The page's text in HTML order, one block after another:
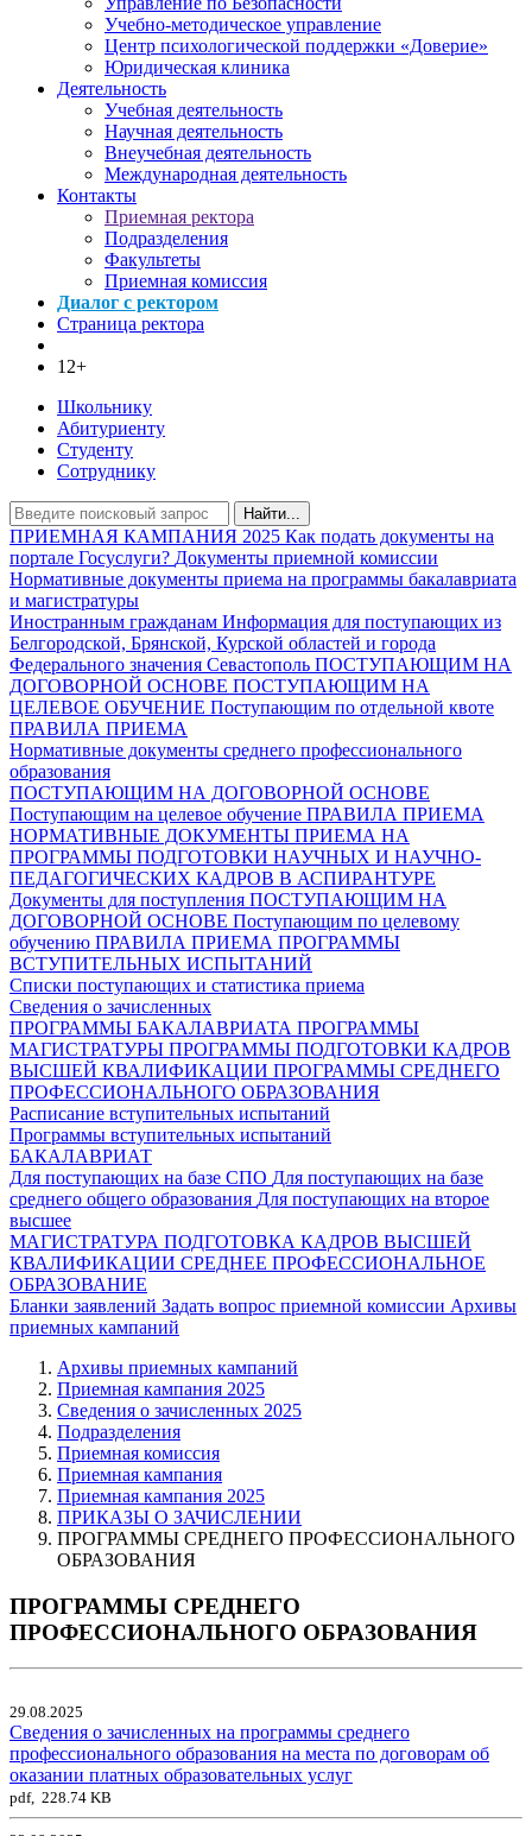
Учебно-методическое управление
Центр психологической поддержки «Доверие»
Юридическая клиника
Деятельность
Учебная деятельность
Научная деятельность
Внеучебная деятельность
Международная деятельность
Контакты
Приемная ректора
Подразделения
Факультеты
Приемная комиссия
Диалог с ректором
Страница ректора
12+
Школьнику
Абитуриенту
Студенту
Сотруднику
Найти...
ПРИЕМНАЯ КАМПАНИЯ 2025 Как подать документы на
портале Госуслуги? Документы приемной комиссии
Нормативные документы приема на программы бакалавриата
и магистратуры
Иностранным гражданам Информация для поступающих из
Белгородской, Брянской, Курской областей и города
Федерального значения Севастополь ПОСТУПАЮЩИМ НА
ДОГОВОРНОЙ ОСНОВЕ ПОСТУПАЮЩИМ НА
ЦЕЛЕВОЕ ОБУЧЕНИЕ Поступающим по отдельной квоте
ПРАВИЛА ПРИЕМА
Нормативные документы среднего профессионального
образования
ПОСТУПАЮЩИМ НА ДОГОВОРНОЙ ОСНОВЕ
Поступающим на целевое обучение ПРАВИЛА ПРИЕМА
НОРМАТИВНЫЕ ДОКУМЕНТЫ ПРИЕМА НА
ПРОГРАММЫ ПОДГОТОВКИ НАУЧНЫХ И НАУЧНО-
ПЕДАГОГИЧЕСКИХ КАДРОВ В АСПИРАНТУРЕ
Документы для поступления ПОСТУПАЮЩИМ НА
ДОГОВОРНОЙ ОСНОВЕ Поступающим по целевому
обучению ПРАВИЛА ПРИЕМА ПРОГРАММЫ
ВСТУПИТЕЛЬНЫХ ИСПЫТАНИЙ
Списки поступающих и статистика приема
Сведения о зачисленных
ПРОГРАММЫ БАКАЛАВРИАТА ПРОГРАММЫ
МАГИСТРАТУРЫ ПРОГРАММЫ ПОДГОТОВКИ КАДРОВ
ВЫСШЕЙ КВАЛИФИКАЦИИ ПРОГРАММЫ СРЕДНЕГО
ПРОФЕССИОНАЛЬНОГО ОБРАЗОВАНИЯ
Расписание вступительных испытаний
Программы вступительных испытаний
БАКАЛАВРИАТ
Для поступающих на базе СПО Для поступающих на базе
среднего общего образования Для поступающих на второе
высшее
МАГИСТРАТУРА ПОДГОТОВКА КАДРОВ ВЫСШЕЙ
КВАЛИФИКАЦИИ СРЕДНЕЕ ПРОФЕССИОНАЛЬНОЕ
ОБРАЗОВАНИЕ
Бланки заявлений Задать вопрос приемной комиссии Архивы
приемных кампаний
Архивы приемных кампаний
Приемная кампания 2025
Сведения о зачисленных 2025
Подразделения
Приемная комиссия
Приемная кампания
Приемная кампания 2025
ПРИКАЗЫ О ЗАЧИСЛЕНИИ
ПРОГРАММЫ СРЕДНЕГО ПРОФЕССИОНАЛЬНОГО
ОБРАЗОВАНИЯ
ПРОГРАММЫ СРЕДНЕГО
ПРОФЕССИОНАЛЬНОГО ОБРАЗОВАНИЯ
29.08.2025
Сведения о зачисленных на программы среднего
профессионального образования на места по договорам об
оказании платных образовательных услуг
pdf, 228.74 KB